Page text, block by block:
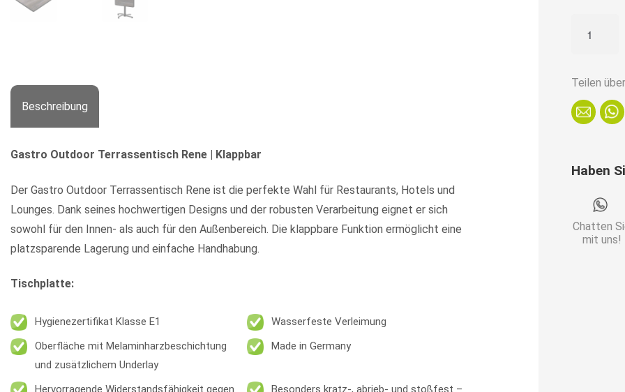
Beschreibung
Gastro Outdoor Terrassentisch Rene | Klappbar
Der Gastro Outdoor Terrassentisch Rene ist die perfekte Wahl für Restaurants, Hotels und
Lounges. Dank seines hochwertigen Designs und der robusten Verarbeitung eignet er sich
sowohl für den Innen- als auch für den Außenbereich. Die klappbare Funktion ermöglicht eine
platzsparende Lagerung und einfache Handhabung.
Tischplatte:
Hygienezertifikat Klasse E1
Wasserfeste Verleimung
Oberfläche mit Melaminharzbeschichtung
und zusätzlichem Underlay
Made in Germany
Hervorragende Widerstandsfähigkeit gegen
Besonders kratz-, abrieb- und stoßfest –
Outdoor
Rene
|
klappbar
cm
Pinie
Teilen über
Haben
Chatten
mit uns!